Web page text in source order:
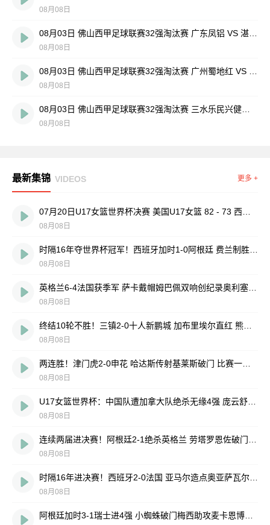
08月08日
08月08日
08月08日
08月08日
最新集锦 VIDEOS 更多 +
08月08日
08月08日
08月08日
08月08日
08月08日
08月08日
08月08日
08月08日